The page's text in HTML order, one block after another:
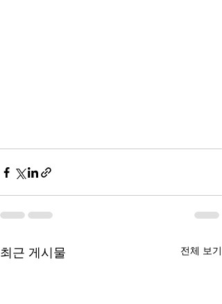
최근 게시물 전체 보기